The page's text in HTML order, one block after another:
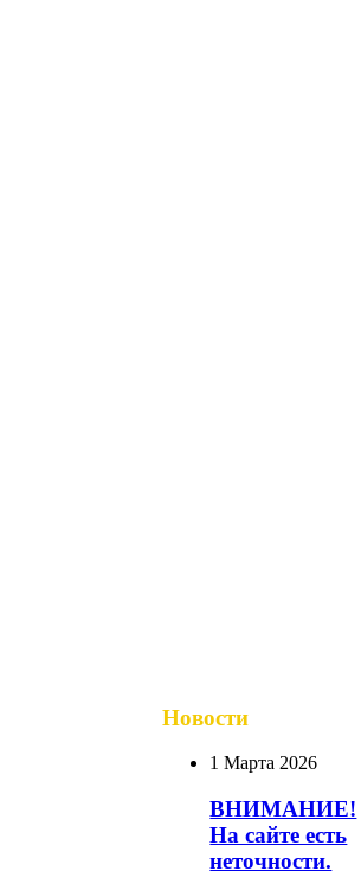
Новости
1 Марта 2026
ВНИМАНИЕ!
На сайте есть
неточности.